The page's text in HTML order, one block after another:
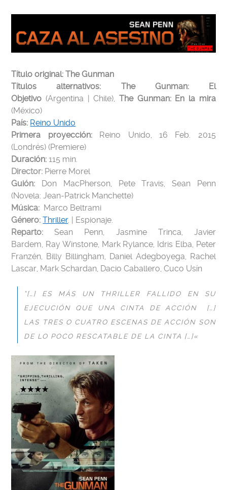
Título original: The Gunman
Títulos alternativos:
The Gunman: El
Objetivo (Argentina | Chile), The Gunman: En la mira
(México)
País: Reino Unido
Primera proyección: Reino Unido, 16 Feb. 2015
(Londrés) (Premiere)
Duración:115 min.
Director: Pierre Morel
Guión: Don MacPherson, Pete Travis, Sean Penn
(Novela: Jean-Patrick Manchette)
Música: Marco Beltrami
Género:Thriller. | Espionaje.
Reparto: Sean Penn, Jasmine Trinca, Javier
Bardem, Ray Winstone, Mark Rylance, Idris Elba, Peter
Franzén, Billy Billingham, Daniel Adegboyega, Rachel
Lascar, Mark Schardan, Dacio Caballero, Cuco Usín
“[…] ES MÁS UN THRILLER FALLIDO EN SU
EJECUCIÓN QUE UNA CINTA DE ACCIÓN
[…]
LAS TRES O CUATRO ESCENAS DE ACCIÓN SON
DE LO POCO RESCATABLE DE LA CINTA […]«